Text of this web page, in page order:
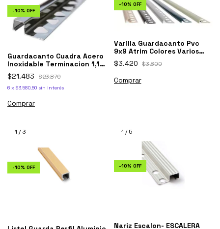
-10% OFF
Guardacanto Cuadra Acero
Inoxidable Terminacion 1,1
Brillant
$21.483 $23.870
6 x $3.580,50 sin interés
Comprar
-10% OFF
Varilla Guardacanto Pvc
9x9 Atrim Colores Varios
Piso Pared
$3.420 $3.800
1 /3
-10% OFF
1 /5
-10% OFF
Nariz Escalon- ESCALERA